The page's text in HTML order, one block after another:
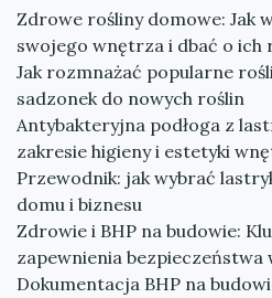
Zdrowe rośliny domowe: Jak
swojego wnętrza i dbać o ich
Jak rozmnażać popularne
sadzonek do nowych roślin
Antybakteryjna podłoga z
zakresie higieny i estetyki
Przewodnik: jak wybrać
domu i biznesu
Zdrowie i BHP na budowie:
zapewnienia bezpieczeństwa
Dokumentacja BHP na